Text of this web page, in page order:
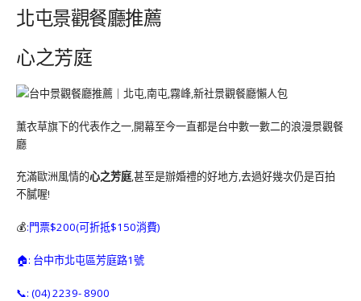
北屯景觀餐廳推薦
心之芳庭
薰衣草旗下的代表作之一,開幕至今一直都是台中數一數二的浪漫景觀餐
廳
充滿歐洲風情的心之芳庭,甚至是辦婚禮的好地方,去過好幾次仍是百拍
不膩喔!
💰:門票$200(可折抵$150消費)
🏠: 台中市北屯區芳庭路1號
📞: (04) 2239- 8900